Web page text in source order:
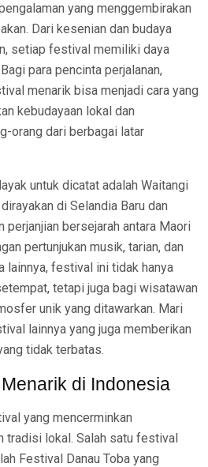
yang menggembirakan
Dari kesenian dan budaya
setiap festival memiliki daya
para pencinta perjalanan,
menarik bisa menjadi cara yang
kebudayaan lokal dan
orang dari berbagai latar
untuk dicatat adalah Waitangi
di Selandia Baru dan
bersejarah antara Maori
pertunjukan musik, tarian, dan
lainnya, festival ini tidak hanya
tetapi juga bagi wisatawan
unik yang ditawarkan. Mari
lainnya yang juga memberikan
tidak terbatas.
di Indonesia
yang mencerminkan
tradisi lokal. Salah satu festival
Festival Danau Toba yang